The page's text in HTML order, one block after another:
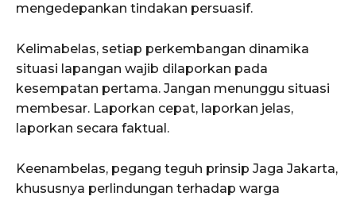
mengedepankan tindakan persuasif.
Kelimabelas, setiap perkembangan dinamika
situasi lapangan wajib dilaporkan pada
kesempatan pertama. Jangan menunggu situasi
membesar. Laporkan cepat, laporkan jelas,
laporkan secara faktual.
Keenambelas, pegang teguh prinsip Jaga Jakarta,
khususnya perlindungan terhadap warga